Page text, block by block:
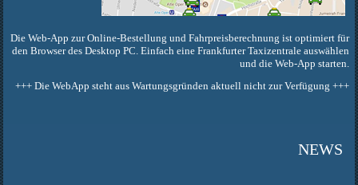
Die Web-App zur Online-Bestellung und Fahrpreisberechnung ist optimiert für
den Browser des Desktop PC. Einfach eine Frankfurter Taxizentrale auswählen
und die Web-App starten.
+++ Die WebApp steht aus Wartungsgründen aktuell nicht zur Verfügung +++
NEWS